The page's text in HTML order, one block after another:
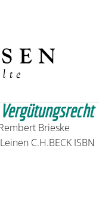
Brieske
C.H.BECK ISBN